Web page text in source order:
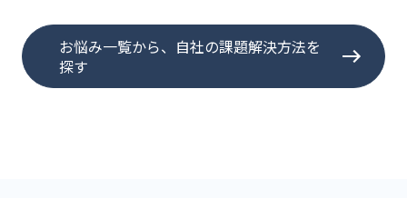
お悩み一覧から、自社の課題解決方法を
探す